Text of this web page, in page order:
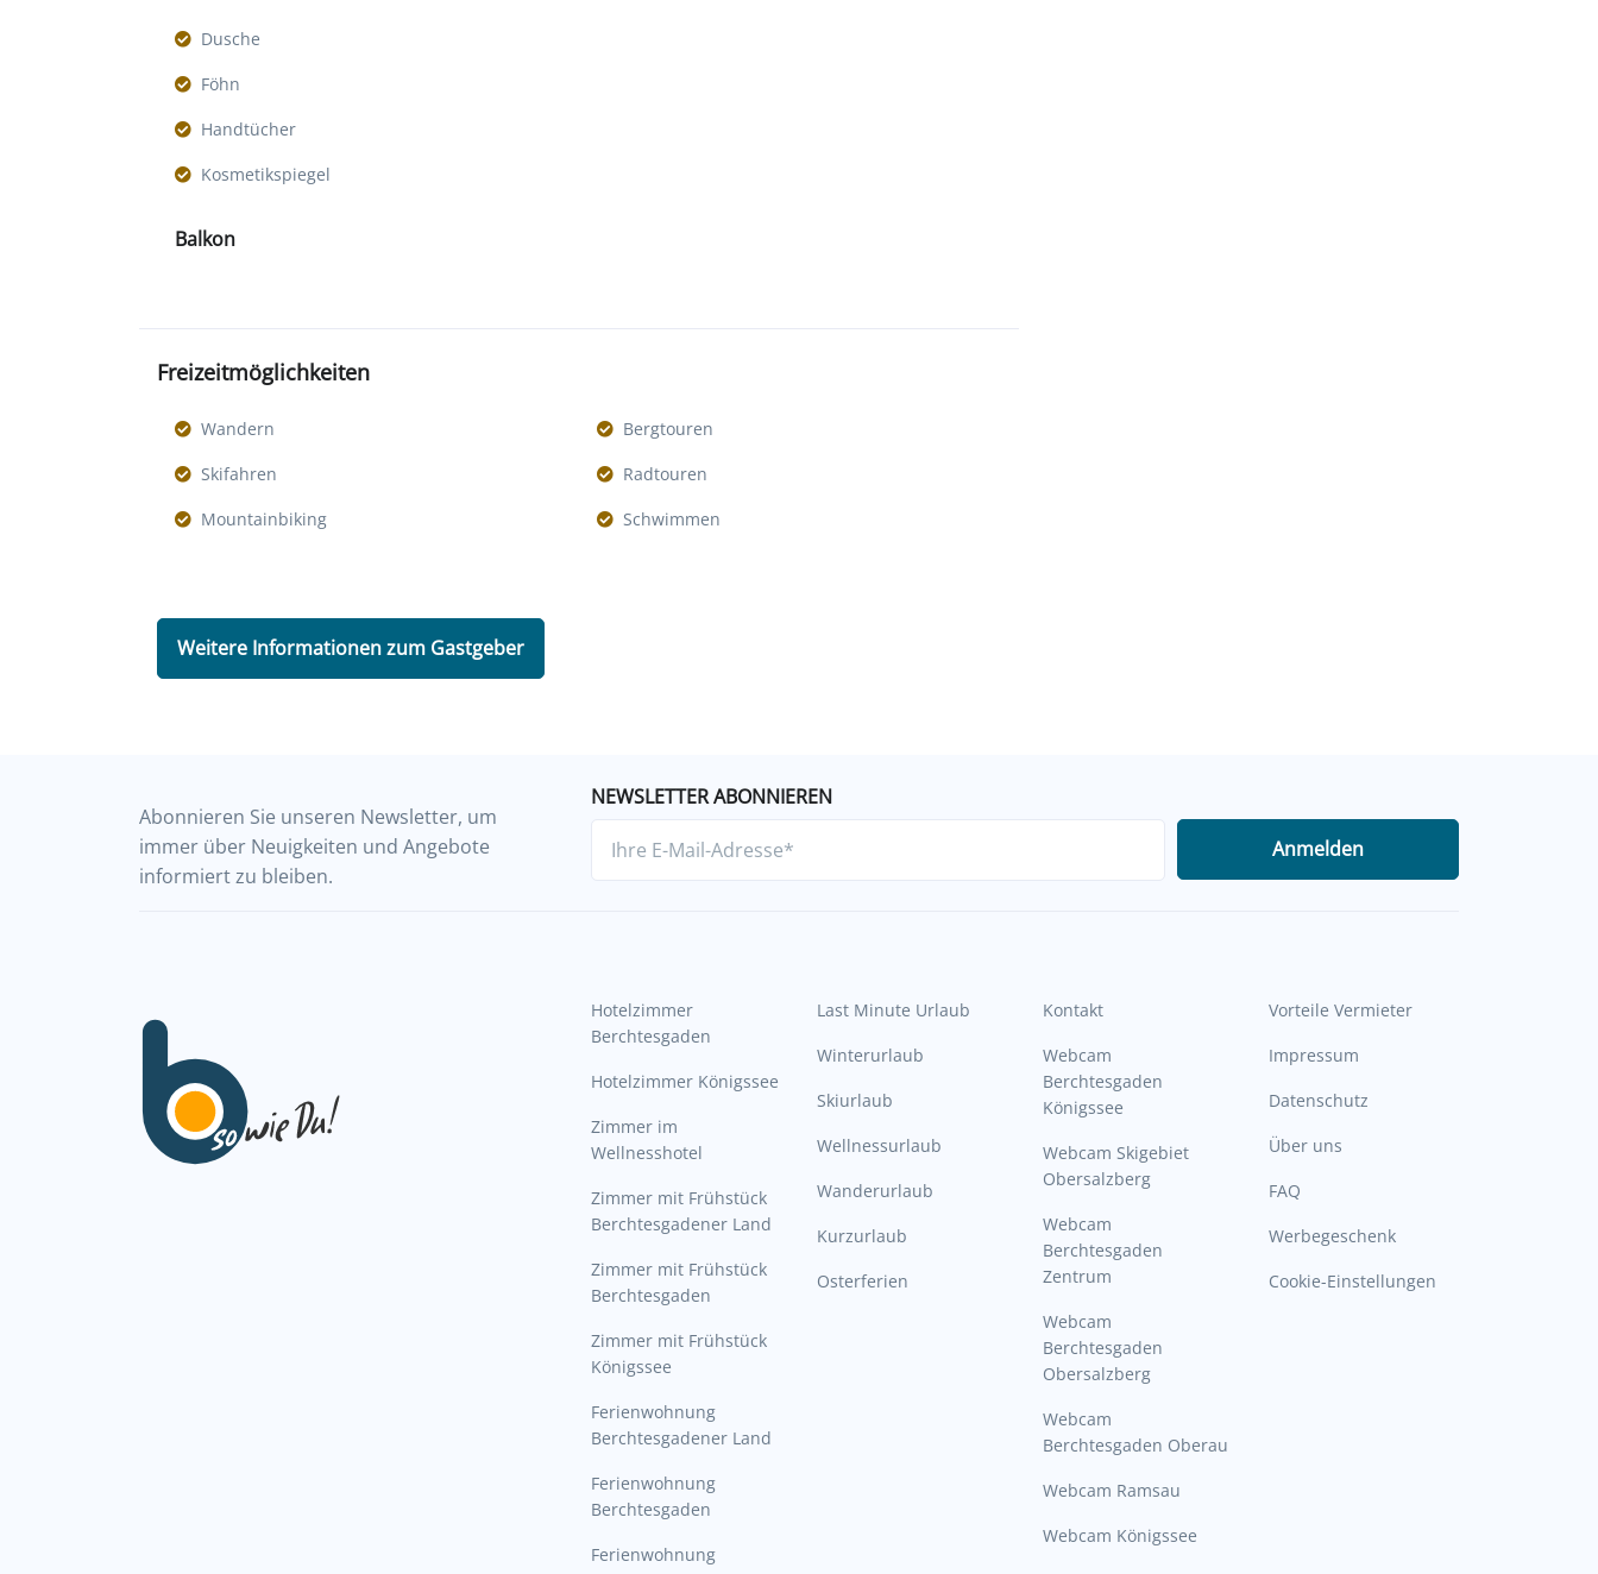
Dusche
Föhn
Handtücher
Kosmetikspiegel
Balkon
Freizeitmöglichkeiten
Wandern
Bergtouren
Skifahren
Radtouren
Mountainbiking
Schwimmen
Weitere Informationen zum Gastgeber
Abonnieren Sie unseren Newsletter, um
immer über Neuigkeiten und Angebote
informiert zu bleiben.
NEWSLETTER ABONNIEREN
Anmelden
Hotelzimmer
Berchtesgaden
Hotelzimmer Königssee
Zimmer im
Wellnesshotel
Zimmer mit Frühstück
Berchtesgadener Land
Zimmer mit Frühstück
Berchtesgaden
Zimmer mit Frühstück
Königssee
Ferienwohnung
Berchtesgadener Land
Ferienwohnung
Berchtesgaden
Ferienwohnung
Last Minute Urlaub
Winterurlaub
Skiurlaub
Wellnessurlaub
Wanderurlaub
Kurzurlaub
Osterferien
Kontakt
Webcam
Berchtesgaden
Königssee
Webcam Skigebiet
Obersalzberg
Webcam
Berchtesgaden
Zentrum
Webcam
Berchtesgaden
Obersalzberg
Webcam
Berchtesgaden Oberau
Webcam Ramsau
Webcam Königssee
Vorteile Vermieter
Impressum
Datenschutz
Über uns
FAQ
Werbegeschenk
Cookie-Einstellungen